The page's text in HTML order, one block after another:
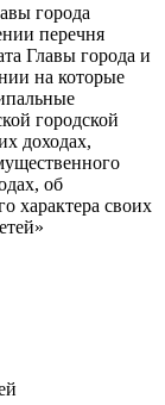
города
перечня
Главы города и
на которые
городской
доходах,
об
характера своих